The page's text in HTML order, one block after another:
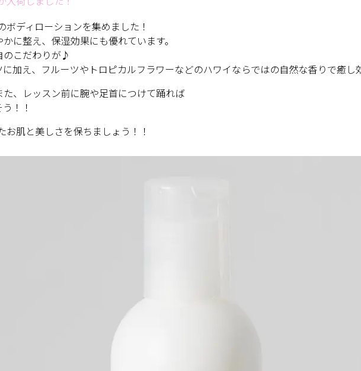
ディローションを集めました！
に整え、保湿効果にも優れています。
のこだわりが♪
加え、フルーツやトロピカルフラワーなどのハワイならではの自然な香りで癒し
、レッスン前に腕や足首につけて踊れば
！！
お肌と美しさを保ちましょう！！